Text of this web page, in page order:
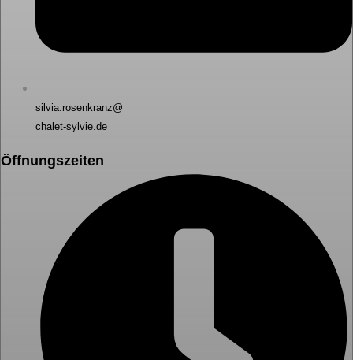
silvia.rosenkranz@
chalet-sylvie.de
Öffnungszeiten